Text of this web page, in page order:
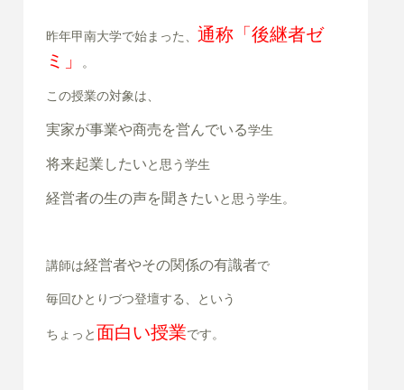
昨年甲南大学で始まった、通称「後継者ゼ
ミ」
。
この授業の対象は、
実家が事業や商売を営んでいる学生
将来起業したいと思う学生
経営者の生の声を聞きたいと 思う学生。
講師は経営者やその関係の有識者で
毎回ひとりづつ登壇する、という
ちょっと面白い授業です。